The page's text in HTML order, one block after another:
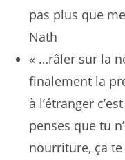
pas plus que
Nath
« …râler sur la
finalement la
à l’étranger
penses que tu
nourriture, ça